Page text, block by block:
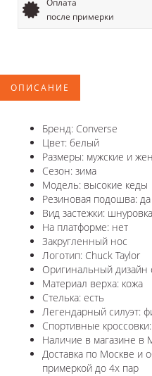
Оплата
после примерки
ОПИСАНИЕ
Бренд: Converse
Цвет: белый
Размеры: мужские и
Сезон: зима
Модель: высокие кеды
Резиновая подошва: да
Вид застежки: шнуровка
На платформе: нет
Закругленный нос
Логотип: Chuck Taylor
Оригинальный дизайн
Материал верха: кожа
Стелька: есть
Легендарный силуэт:
Спортивные
Наличие в магазине в
Доставка по Москве и
примеркой до 4х пар